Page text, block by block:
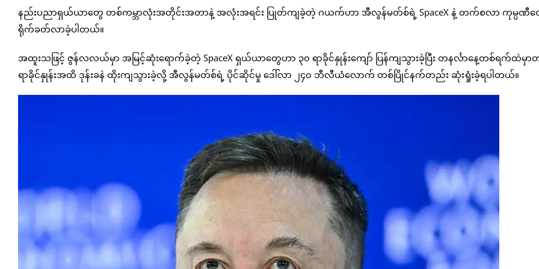
နည်းပညာရှယ်ယာတွေ တစ်ကမ္ဘာလုံးအတိုင်းအတာနဲ့ အလုံးအရင်း ပြုတ်ကျခဲ့တဲ့ ဂယက်ဟာ အီလွန်မတ်စ်ရဲ့ SpaceX နဲ့ တက်စလာ ကုမ္ပဏီတွ
ရိုက်ခတ်လာခဲ့ပါတယ်။
အထူးသဖြင့် ဇွန်လလယ်မှာ အမြင့်ဆုံးရောက်ခဲ့တဲ့ SpaceX ရှယ်ယာတွေဟာ ၃၀ ရာခိုင်နှုန်းကျော် ပြန်ကျသွားခဲ့ပြီး တနင်္လာနေ့တစ်ရက်ထဲမှာ
ရာခိုင်နှုန်းအထိ ဒုန်းခနဲ ထိုးကျသွားခဲ့လို့ အီလွန်မတ်စ်ရဲ့ ပိုင်ဆိုင်မှု ဒေါ်လာ ၂၄၀ ဘီလီယံလောက် တစ်ပြိုင်နက်တည်း ဆုံးရှုံးခဲ့ရပါတယ်။